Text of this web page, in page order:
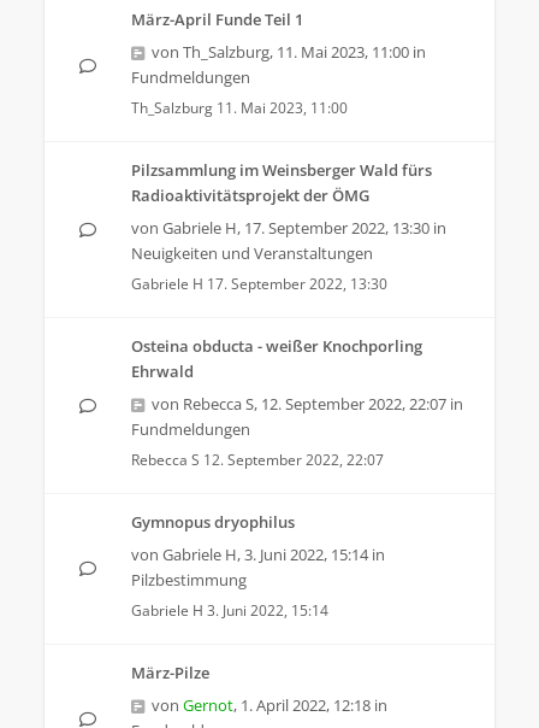
März-April Funde Teil 1
von Th_Salzburg, 11. Mai 2023, 11:00 in
Fundmeldungen
Th_Salzburg 11. Mai 2023, 11:00
Pilzsammlung im Weinsberger Wald fürs
Radioaktivitätsprojekt der ÖMG
von Gabriele H, 17. September 2022, 13:30 in
Neuigkeiten und Veranstaltungen
Gabriele H 17. September 2022, 13:30
Osteina obducta - weißer Knochporling
Ehrwald
von Rebecca S, 12. September 2022, 22:07 in
Fundmeldungen
Rebecca S 12. September 2022, 22:07
Gymnopus dryophilus
von Gabriele H,3. Juni 2022, 15:14in
Pilzbestimmung
Gabriele H 3. Juni 2022, 15:14
März-Pilze
von Gernot, 1. April 2022, 12:18 in